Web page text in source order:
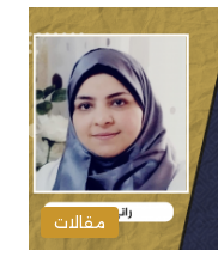
مقالات